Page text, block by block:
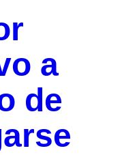
a
de